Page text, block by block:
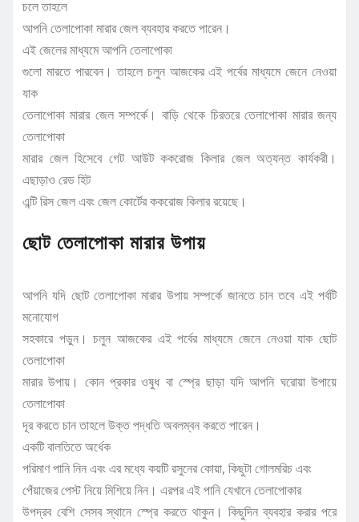
চলে তাহলে
আপনি তেলাপোকা মারার জেল ব্যবহার করতে পারেন।
এই জেলের মাধ্যমে আপনি তেলাপোকা
গুলো মারতে পারবেন। তাহলে চলুন আজকের এই পর্বের মাধ্যমে জেনে নেওয়া
যাক
তেলাপোকা মারার জেল সম্পর্কে। বাড়ি থেকে চিরতরে তেলাপোকা মারার জন্য
তেলাপোকা
মারার জেল হিসেবে গেট আউট ককরোজ কিলার জেল অত্যন্ত কার্যকরী।
এছাড়াও রেড হিট
এন্টি রিস জেল এবং জেল কোর্টের ককরোজ কিলার রয়েছে।
ছোট তেলাপোকা মারার উপায়
আপনি যদি ছোট তেলাপোকা মারার উপায় সম্পর্কে জানতে চান তবে এই পর্বটি
মনোযোগ
সহকারে পড়ুন। চলুন আজকের এই পর্বের মাধ্যমে জেনে নেওয়া যাক ছোট
তেলাপোকা
মারার উপায়। কোন প্রকার ওষুধ বা স্প্রে ছাড়া যদি আপনি ঘরোয়া উপায়ে
তেলাপোকা
দূর করতে চান তাহলে উক্ত পদ্ধতি অবলম্বন করতে পারেন।
একটি বালতিতে অর্ধেক
পরিমাণ পানি নিন এবং এর মধ্যে কয়টি রসুনের কোয়া, কিছুটা গোলমরিচ এবং
পেঁয়াজের পেস্ট নিয়ে মিশিয়ে নিন। এরপর এই পানি যেখানে তেলাপোকার
উপদ্রব বেশি সেসব স্থানে স্প্রে করতে থাকুন। কিছুদিন ব্যবহার করার পরে